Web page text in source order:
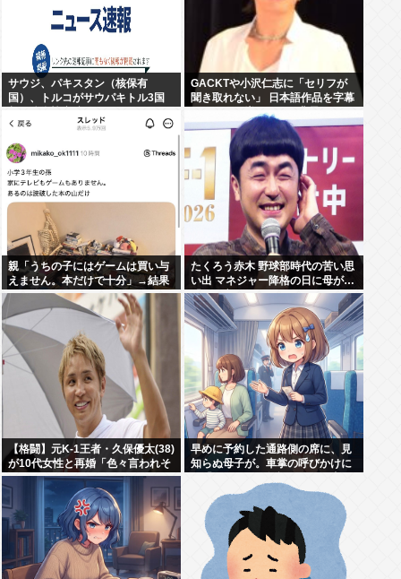
サウジ、パキスタン（核保有
国）、トルコがサウパキトル3国
GACKTや小沢仁志に「セリフが
聞き取れない」 日本語作品を字幕
で見る人が増えている背景
親「うちの子にはゲームは買い与
えません。本だけで十分」→結果
たくろう赤木 野球部時代の苦い思
い出 マネジャー降格の日に母が…
「何も言えなくて」
【格闘】元K-1王者・久保優太(38)
が10代女性と再婚「色々言われそ
うですが…」
早めに予約した通路側の席に、見
知らぬ母子が。車掌の呼びかけに
れました。無理やり奪われた席
は、結局“やったもん勝ち”にな
っ...